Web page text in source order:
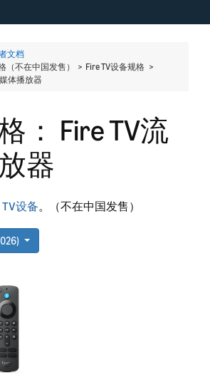
文档
（不在中国发售） > Fire TV设备规格 >
体播放器
： Fire TV流
器
设备。（不在中国发售）